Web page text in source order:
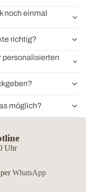
noch einmal
richtig?
personalisierten
möglich?
Uhr
WhatsApp